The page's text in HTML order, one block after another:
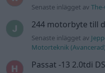
Senaste inlägget av
244 motorbyte till
Senaste inlägget av
Motorteknik (Avancerad)
Passat -13 2.0tdi